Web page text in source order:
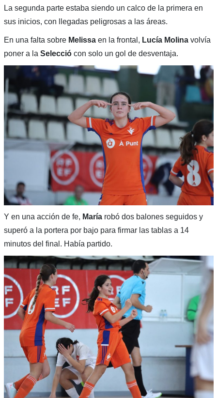
La segunda parte estaba siendo un calco de la primera en
sus inicios, con llegadas peligrosas a las áreas.
En una falta sobre Melissaen la frontal, Lucía Molina volvía
poner a la Selecciócon solo un gol de desventaja.
Y en una acción de fe, Maríarobó dos balones seguidos y
superó a la portera por bajo para firmar las tablas a 14
minutos del final. Había partido.